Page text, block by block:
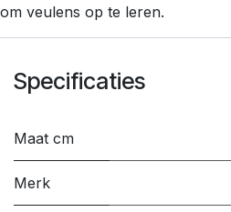
om veulens op te leren.
Specificaties
Maat cm
Merk